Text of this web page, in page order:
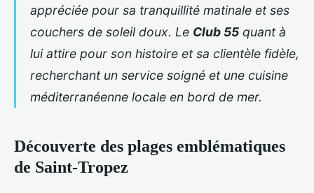
appréciée pour sa tranquillité matinale et ses
couchers de soleil doux. Le Club 55 quant à
lui attire pour son histoire et sa clientèle fidèle,
recherchant un service soigné et une cuisine
méditerranéenne locale en bord de mer.
Découverte des plages emblématiques
de Saint-Tropez